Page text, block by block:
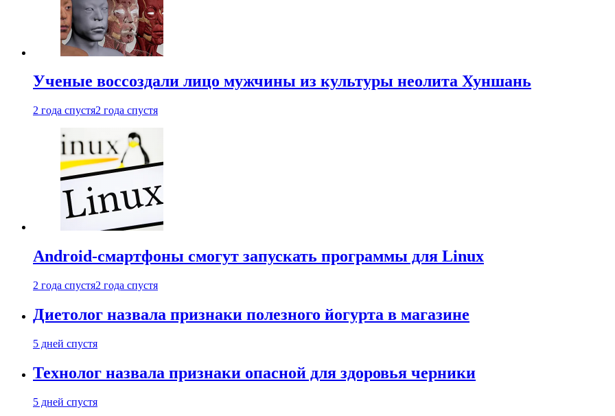
Ученые воссоздали лицо мужчины из культуры неолита Хуншань
2 года спустя2 года спустя
Android-смартфоны смогут запускать программы для Linux
2 года спустя2 года спустя
Диетолог назвала признаки полезного йогурта в магазине
5 дней спустя
Технолог назвала признаки опасной для здоровья черники
5 дней спустя